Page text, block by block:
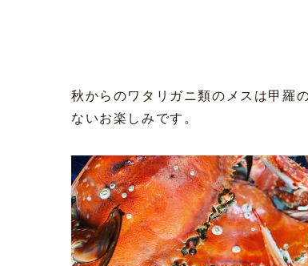
秋からのワタリガニ類のメスは甲羅
ないお楽しみです。